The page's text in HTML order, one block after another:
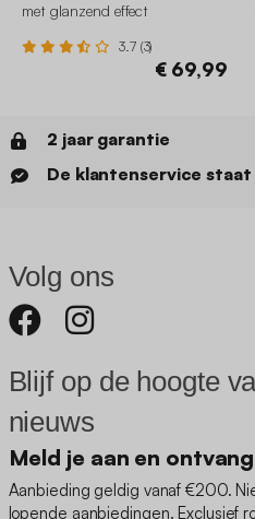
met glanzend effect
3.7 (3)
€ 69,99
2 jaar garantie
De klantenservice
Volg ons
Blijf op de hoogte
nieuws
Meld je aan en
Aanbieding geldig vanaf €200.
lopende aanbiedingen. Exclusief